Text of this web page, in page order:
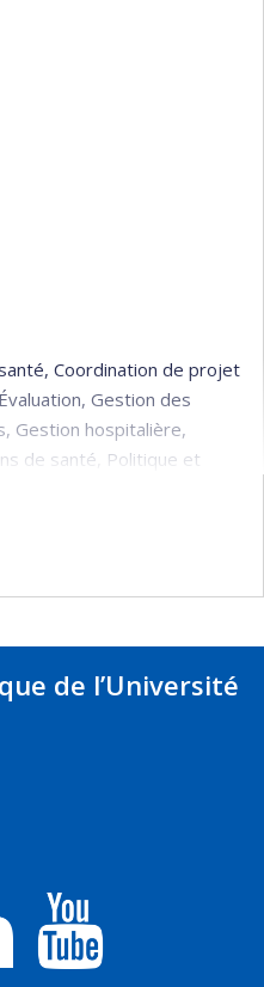
Coordination de projet
Gestion des
Gestion hospitalière,
de santé, Politique et
Réhabilitation du
crise), Soins de santé
de l’Université